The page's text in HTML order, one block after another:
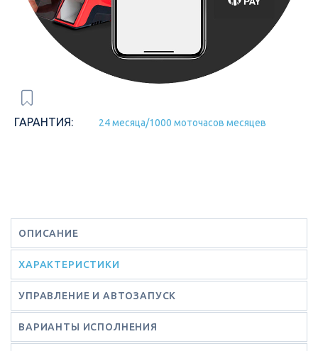
ГАРАНТИЯ: 24 месяца/1000 моточасов месяцев
ОПИСАНИЕ
ХАРАКТЕРИСТИКИ
УПРАВЛЕНИЕ И АВТОЗАПУСК
ВАРИАНТЫ ИСПОЛНЕНИЯ